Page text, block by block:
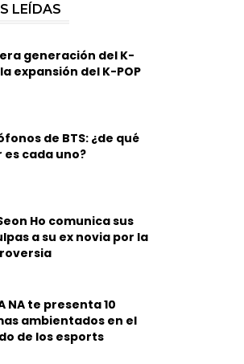
LEÍDAS
generación del K-
la expansión del K-POP
de BTS: ¿de qué
es cada uno?
Ho comunica sus
a su ex novia por la
NA te presenta 10
ambientados en el
de los esports